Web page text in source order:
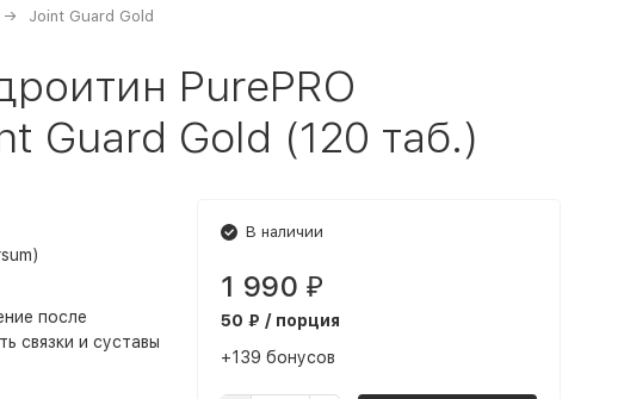
Joint Guard Gold
PurePRO
Guard Gold (120 таб.)
после
связки и суставы
В наличии
1 990 ₽
50 ₽ / порция
+139 бонусов